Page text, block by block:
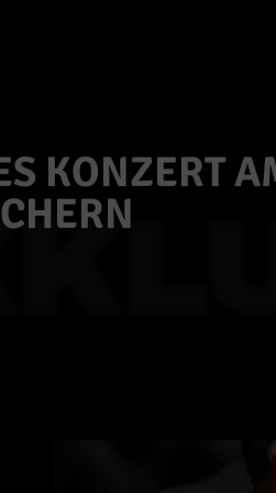
KONZERT